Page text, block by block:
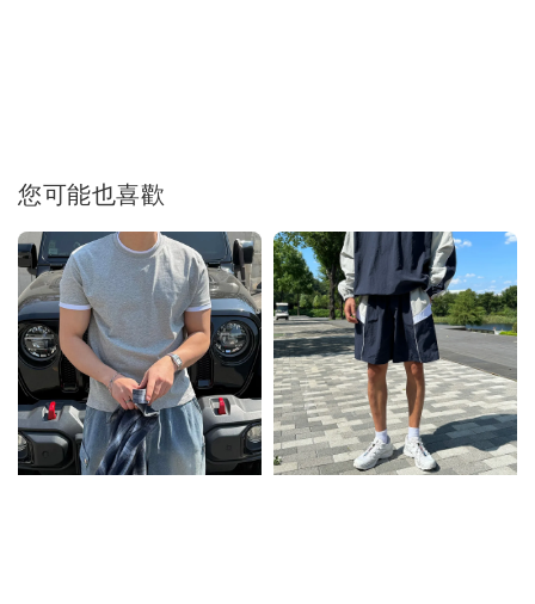
您可能也喜歡